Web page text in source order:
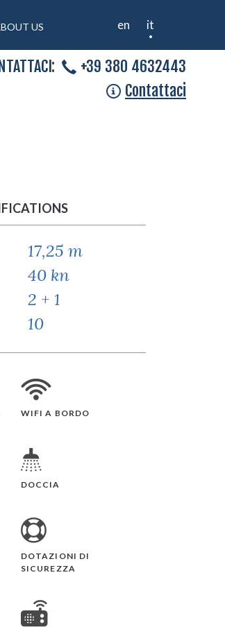
US en it
+39 380 4632443
Contattaci
17,25 m
40 kn
2 + 1
10
WIFI A BORDO
DOCCIA
DOTAZIONI DI
SICUREZZA